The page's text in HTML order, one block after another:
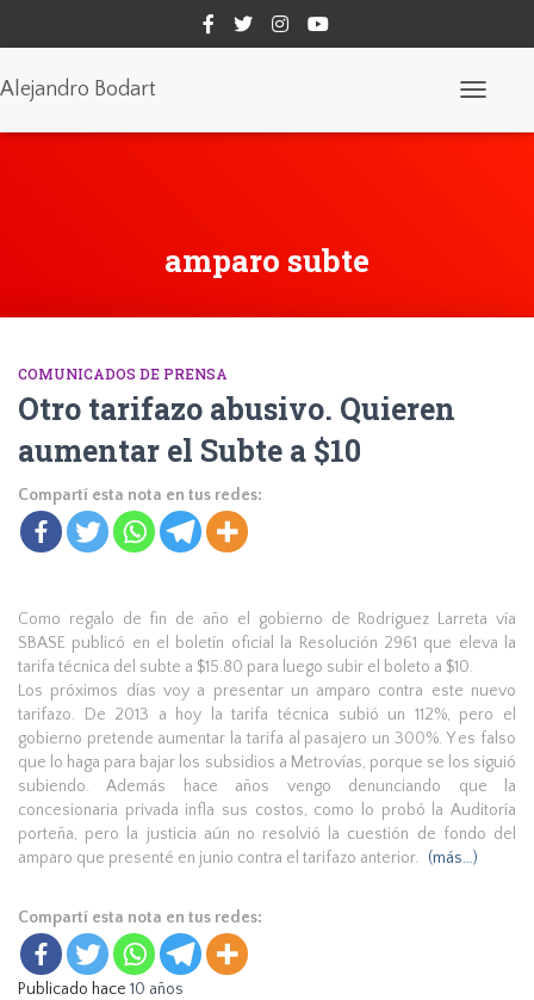
Alejandro Bodart
amparo subte
COMUNICADOS DE PRENSA
Otro tarifazo abusivo. Quieren
aumentar el Subte a $10
Compartí esta nota en tus redes:
Como regalo de fin de año el gobierno de Rodriguez Larreta vía
SBASE publicó en el boletín oficial la Resolución 2961 que eleva la
tarifa técnica del subte a $15.80 para luego subir el boleto a $10.
Los próximos días voy a presentar un amparo contra este nuevo
tarifazo. De 2013 a hoy la tarifa técnica subió un 112%, pero el
gobierno pretende aumentar la tarifa al pasajero un 300%. Y es falso
que lo haga para bajar los subsidios a Metrovías, porque se los siguió
subiendo. Además hace años vengo denunciando que la
concesionaria privada infla sus costos, como lo probó la Auditoría
porteña, pero la justicia aún no resolvió la cuestión de fondo del
amparo que presenté en junio contra el tarifazo anterior.
(más…)
Compartí esta nota en tus redes:
Publicado hace 10 años